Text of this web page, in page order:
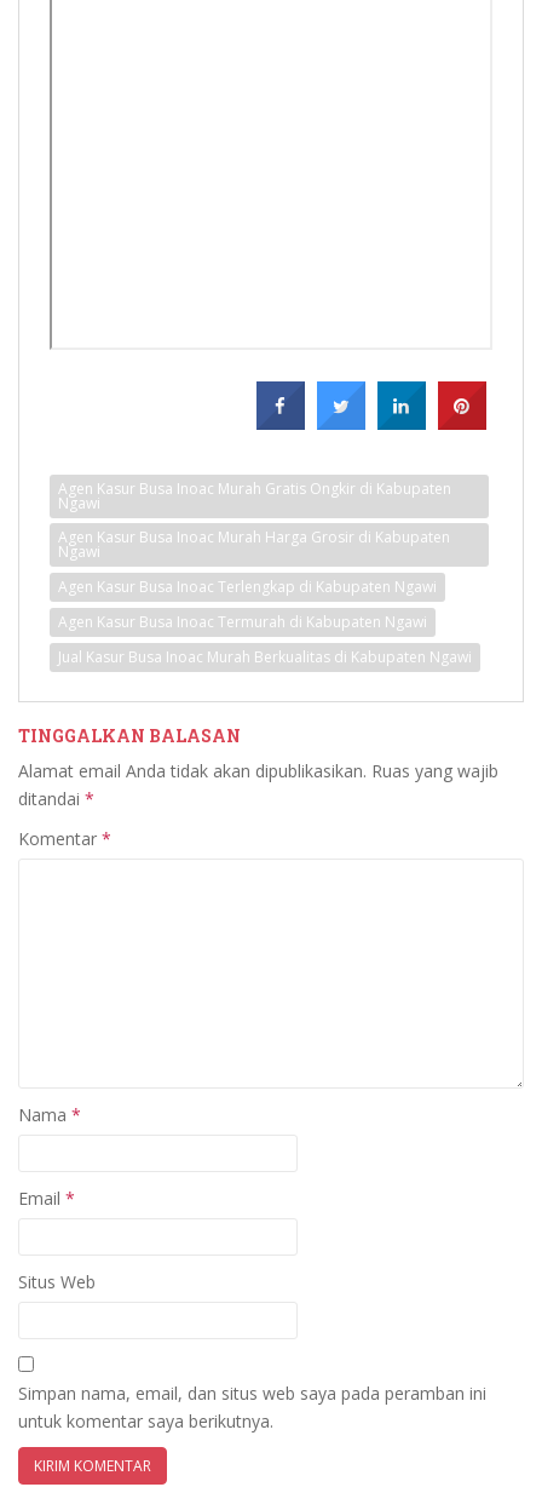
Agen Kasur Busa Inoac Murah Gratis Ongkir di Kabupaten
Ngawi
Agen Kasur Busa Inoac Murah Harga Grosir di Kabupaten
Ngawi
Agen Kasur Busa Inoac Terlengkap di Kabupaten Ngawi
Agen Kasur Busa Inoac Termurah di Kabupaten Ngawi
Jual Kasur Busa Inoac Murah Berkualitas di Kabupaten Ngawi
TINGGALKAN BALASAN
Alamat email Anda tidak akan dipublikasikan. Ruas yang wajib
ditandai *
Komentar *
Nama *
Email *
Situs Web
Simpan nama, email, dan situs web saya pada peramban ini
untuk komentar saya berikutnya.